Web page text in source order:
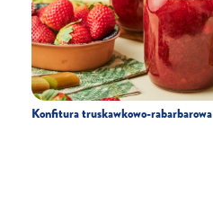
Konfitura truskawkowo-rabarbarowa